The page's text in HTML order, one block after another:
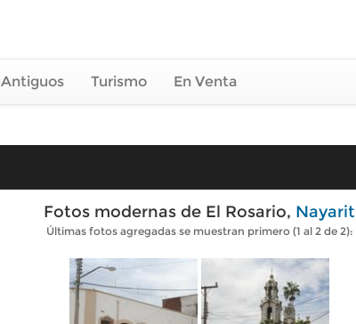
Turismo En Venta
Fotos modernas de El Rosario, Nayarit
Últimas fotos agregadas se muestran primero (1 al 2 de 2):